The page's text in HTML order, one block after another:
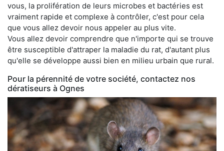
vous, la prolifération de leurs microbes et bactéries est
vraiment rapide et complexe à contrôler, c'est pour cela
que vous allez devoir nous appeler au plus vite.
Vous allez devoir comprendre que n'importe qui se trouve
être susceptible d'attraper la maladie du rat, d'autant plus
qu'elle se développe aussi bien en milieu urbain que rural.
Pour la pérennité de votre société, contactez nos
dératiseurs à Ognes